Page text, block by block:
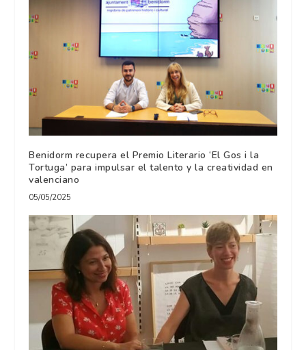
Benidorm recupera el Premio Literario ‘El Gos i la
Tortuga’ para impulsar el talento y la creatividad en
valenciano
05/05/2025